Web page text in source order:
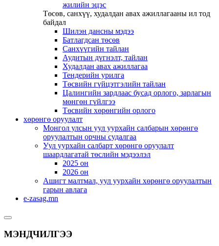
жилийн эцэс
Төсөв, санхүү, худалдан авах ажиллагааны ил тод
байдал
Шилэн дансны мэдээ
Батлагдсан төсөв
Санхүүгийн тайлан
Аудитын дүгнэлт, тайлан
Худалдан авах ажиллагаа
Тендерийн урилга
Төсвийн гүйцэтгэлийн тайлан
Цалингийн зардлаас бусад орлого, зарлагын
мөнгөн гүйлгээ
Төсвийн хөрөнгийн орлого
хөрөнгө оруулалт
Монгол улсын уул уурхайн салбарын хөрөнгө
оруулалтын орчны судалгаа
Уул уурхайн салбарт хөрөнгө оруулалт
шаардлагатай төслийн мэдээлэл
2025 он
2026 он
Ашигт малтмал, уул уурхайн хөрөнгө оруулалтын
гарын авлага
e-zasag.mn
МЭНДЧИЛГЭЭ